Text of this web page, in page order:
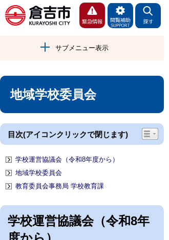
サブメニュー表示
地域学校委員会
目次(アイコンクリックで閉じます)
学校運営協議会（令和8年度から）
地域学校委員会
教育委員会事務局 学校教育課
学校運営協議会（令和8年